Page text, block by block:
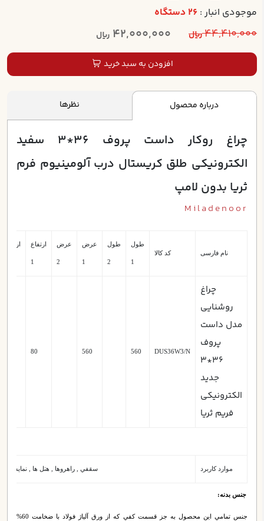
موجودی انبار : 26 دستگاه
44,410,000ریال 42,000,000 ریال
افزودن به سبد خرید
درباره محصول نظرها
چراغ روکار داست پروف 36*3 سفيد
الکترونيکي طلق کريستال درب آلومينيوم فرم
ثريا بدون لامپ
Miladenoor
نام فارسی کد کالا
طول طول
2
عرض عرض
2
ارتفاع ارتفاع
چراغ
روشنایی
مدل داست
پروف
36*3
جدید
الکترونیکی
فریم ثریا
DUS36W3/N
560
80
موارد کاربرد سقفي , راهروها , هتل ها , نمايشگاه
جنس بدنه:
جنس تمامي اين محصول به جز قسمت كفي كه از ورق آلياژ فولاد با ضخامت 60%